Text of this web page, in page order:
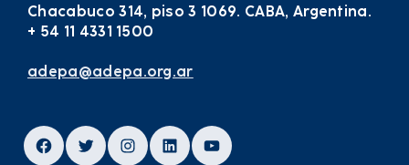
Chacabuco 314, piso 3 1069. CABA, Argentina.
+ 54 11 4331 1500
adepa@adepa.org.ar
Facebook
TwitterInstagram
LinkedInYouTube